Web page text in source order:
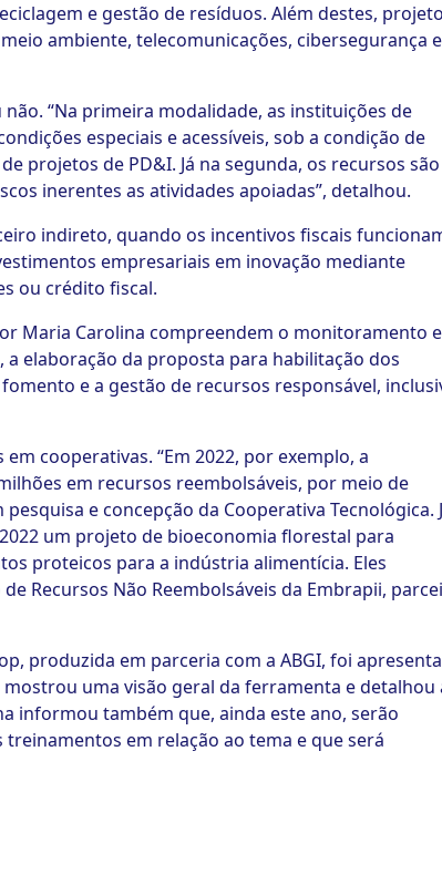
e gestão de resíduos. Além destes,
ambiente, telecomunicações, cibersegurança e
“Na primeira modalidade, as instituições de
especiais e acessíveis, sob a condição de
projetos de PD&I. Já na segunda, os recursos são
inerentes as atividades apoiadas”, detalhou.
indireto, quando os incentivos fiscais
empresariais em inovação mediante
ou crédito fiscal.
Maria Carolina compreendem o monitoramento
elaboração da proposta para habilitação dos
e a gestão de recursos responsável,
cooperativas. “Em 2022, por exemplo, a
em recursos reembolsáveis, por meio de
e concepção da Cooperativa Tecnológica.
um projeto de bioeconomia florestal para
proteicos para a indústria alimentícia. Eles
Recursos Não Reembolsáveis da Embrapii,
produzida em parceria com a ABGI, foi
uma visão geral da ferramenta e detalhou
informou também que, ainda este ano, serão
em relação ao tema e que será